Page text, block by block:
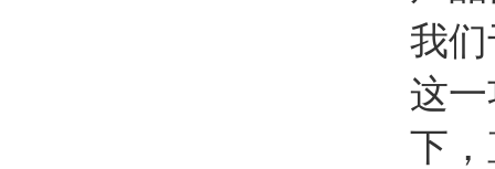
我
这
下